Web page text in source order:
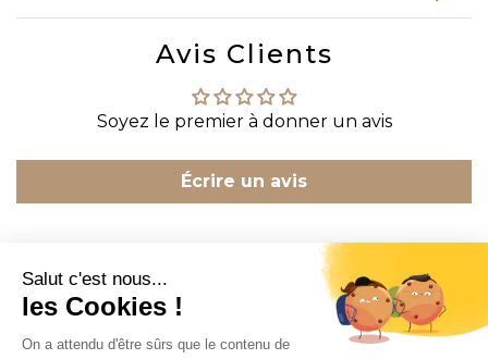
Avis Clients
Soyez le premier à donner un avis
Écrire un avis
CONTACT